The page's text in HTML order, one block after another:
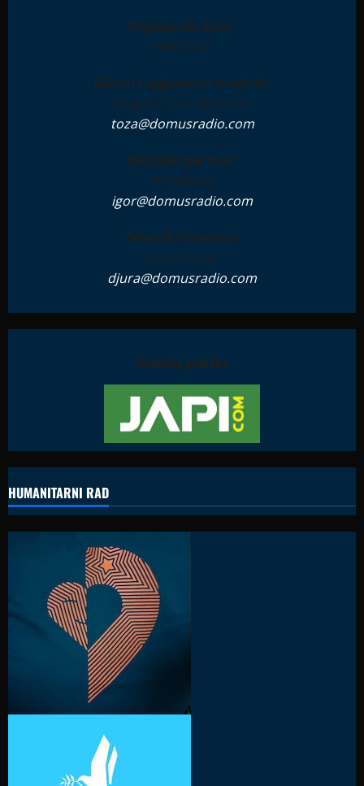
Registarski broj:
IN001612
Glavni i odgovorni urednik:
Dragan Toza Milanović
toza@domusradio.com
Medijski partner:
ZTZ Media
igor@domusradio.com
Tehnički direktor:
Đura Ćurčić
djura@domusradio.com
Tehnička podrška
HUMANITARNI RAD